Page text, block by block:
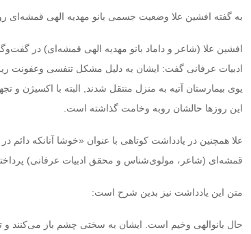
به گفته افشین علا وضعیت جسمی بانو مهدیه الهی قمشه‌ای
ادبیات عرفانی گفت: ایشان به دلیل مشکل تنفسی وعفونت
یوی بیمارستان آتیه به منزل منتقل شدند, البته با اکسیژن و
علا همچنین در یادداشت کوتاهی با عنوان «خوشا آنانکه دائم
قمشه‌ای (شاعر، مولوی‌شناس و محقق ادبیات عرفانی)
متن این یادداشت نیز بدین شرح است:
حال بانوالهی وخیم است. ایشان به سختی چشم باز می‌کنند